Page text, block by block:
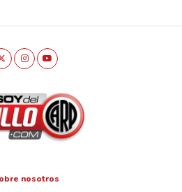
nosotros